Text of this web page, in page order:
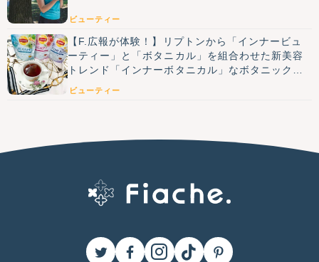
ビューティー
【F.広報が体験！】リプトンから「インナービュ
ーティー」と「ボタニカル」を組合わせた新美容
トレンド「インナーボタニカル」なボタニックテ
ビューティー